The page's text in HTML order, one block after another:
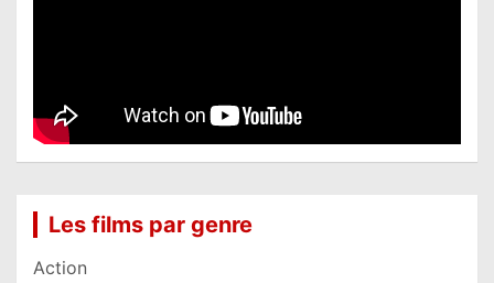
Les films par genre
Action